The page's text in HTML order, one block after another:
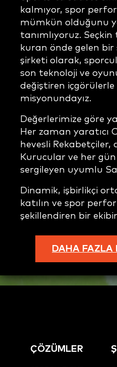
kalmıyor, spor
mümkün olduğunu
tanımlıyoruz.
kuran önde gelen
şirketi olarak,
son teknoloji ve
değiştiren
misyonundayız.
Değerlerimize göre
Her zaman yaratıcı
hevesli Rekabetçiler,
Kurucular ve her
sergileyen uyumlu
Dinamik, işbirlikçi
katılın ve spor
şekillendiren bir
DAHA FAZLA
ÇÖZÜMLER